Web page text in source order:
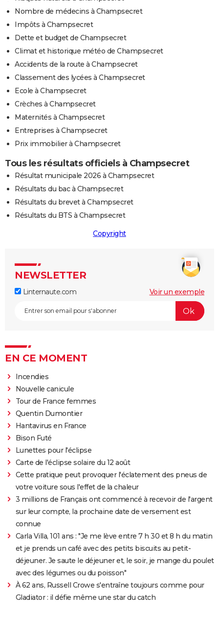
Nombre de médecins à Champsecret
Impôts à Champsecret
Dette et budget de Champsecret
Climat et historique météo de Champsecret
Accidents de la route à Champsecret
Classement des lycées à Champsecret
Ecole à Champsecret
Crèches à Champsecret
Maternités à Champsecret
Entreprises à Champsecret
Prix immobilier à Champsecret
Tous les résultats officiels à Champsecret
Résultat municipale 2026 à Champsecret
Résultats du bac à Champsecret
Résultats du brevet à Champsecret
Résultats du BTS à Champsecret
Copyright
NEWSLETTER
Linternaute.com Voir un exemple
EN CE MOMENT
Incendies
Nouvelle canicule
Tour de France femmes
Quentin Dumontier
Hantavirus en France
Bison Futé
Lunettes pour l'éclipse
Carte de l'éclipse solaire du 12 août
Cette pratique peut provoquer l'éclatement des pneus de
votre voiture sous l'effet de la chaleur
3 millions de Français ont commencé à recevoir de l'argent
sur leur compte, la prochaine date de versement est
connue
Carla Villa, 101 ans : "Je me lève entre 7 h 30 et 8 h du matin
et je prends un café avec des petits biscuits au petit-
déjeuner. Je saute le déjeuner et, le soir, je mange du poulet
avec des légumes ou du poisson"
À 62 ans, Russell Crowe s'entraîne toujours comme pour
Gladiator : il défie même une star du catch